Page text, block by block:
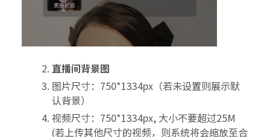
直播间背景图
图片尺寸：750*1334px（若未设置则展示默
认背景）
视频尺寸：750*1334px, 大小不要超过25M
(若上传其他尺寸的视频，则系统将会缩放至合